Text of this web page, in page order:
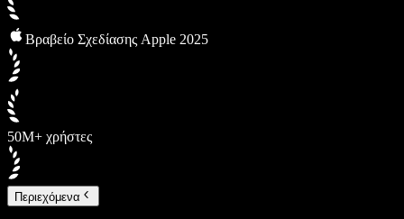
Βραβείο Σχεδίασης Apple 2025
50M+ χρήστες
Περιεχόμενα